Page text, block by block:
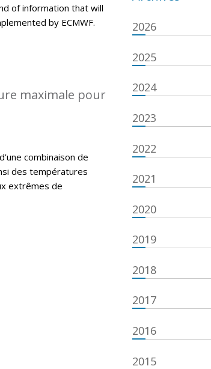
of information that will
by ECMWF.
maximale pour
combinaison de
des températures
extrêmes de
2026
2025
2024
2023
2022
2021
2020
2019
2018
2017
2016
2015